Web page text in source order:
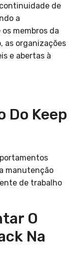
de
a
membros da
as organizações
e abertas à
Do Keep
manutenção
de trabalho
O
Na